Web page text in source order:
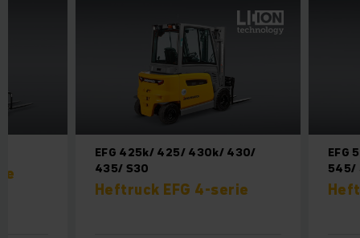
EFG 425k/ 425/ 430k/ 430/
435/ S30
Heftruck EFG 4-serie
EFG
545/